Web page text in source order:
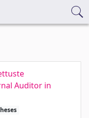
Auditor in